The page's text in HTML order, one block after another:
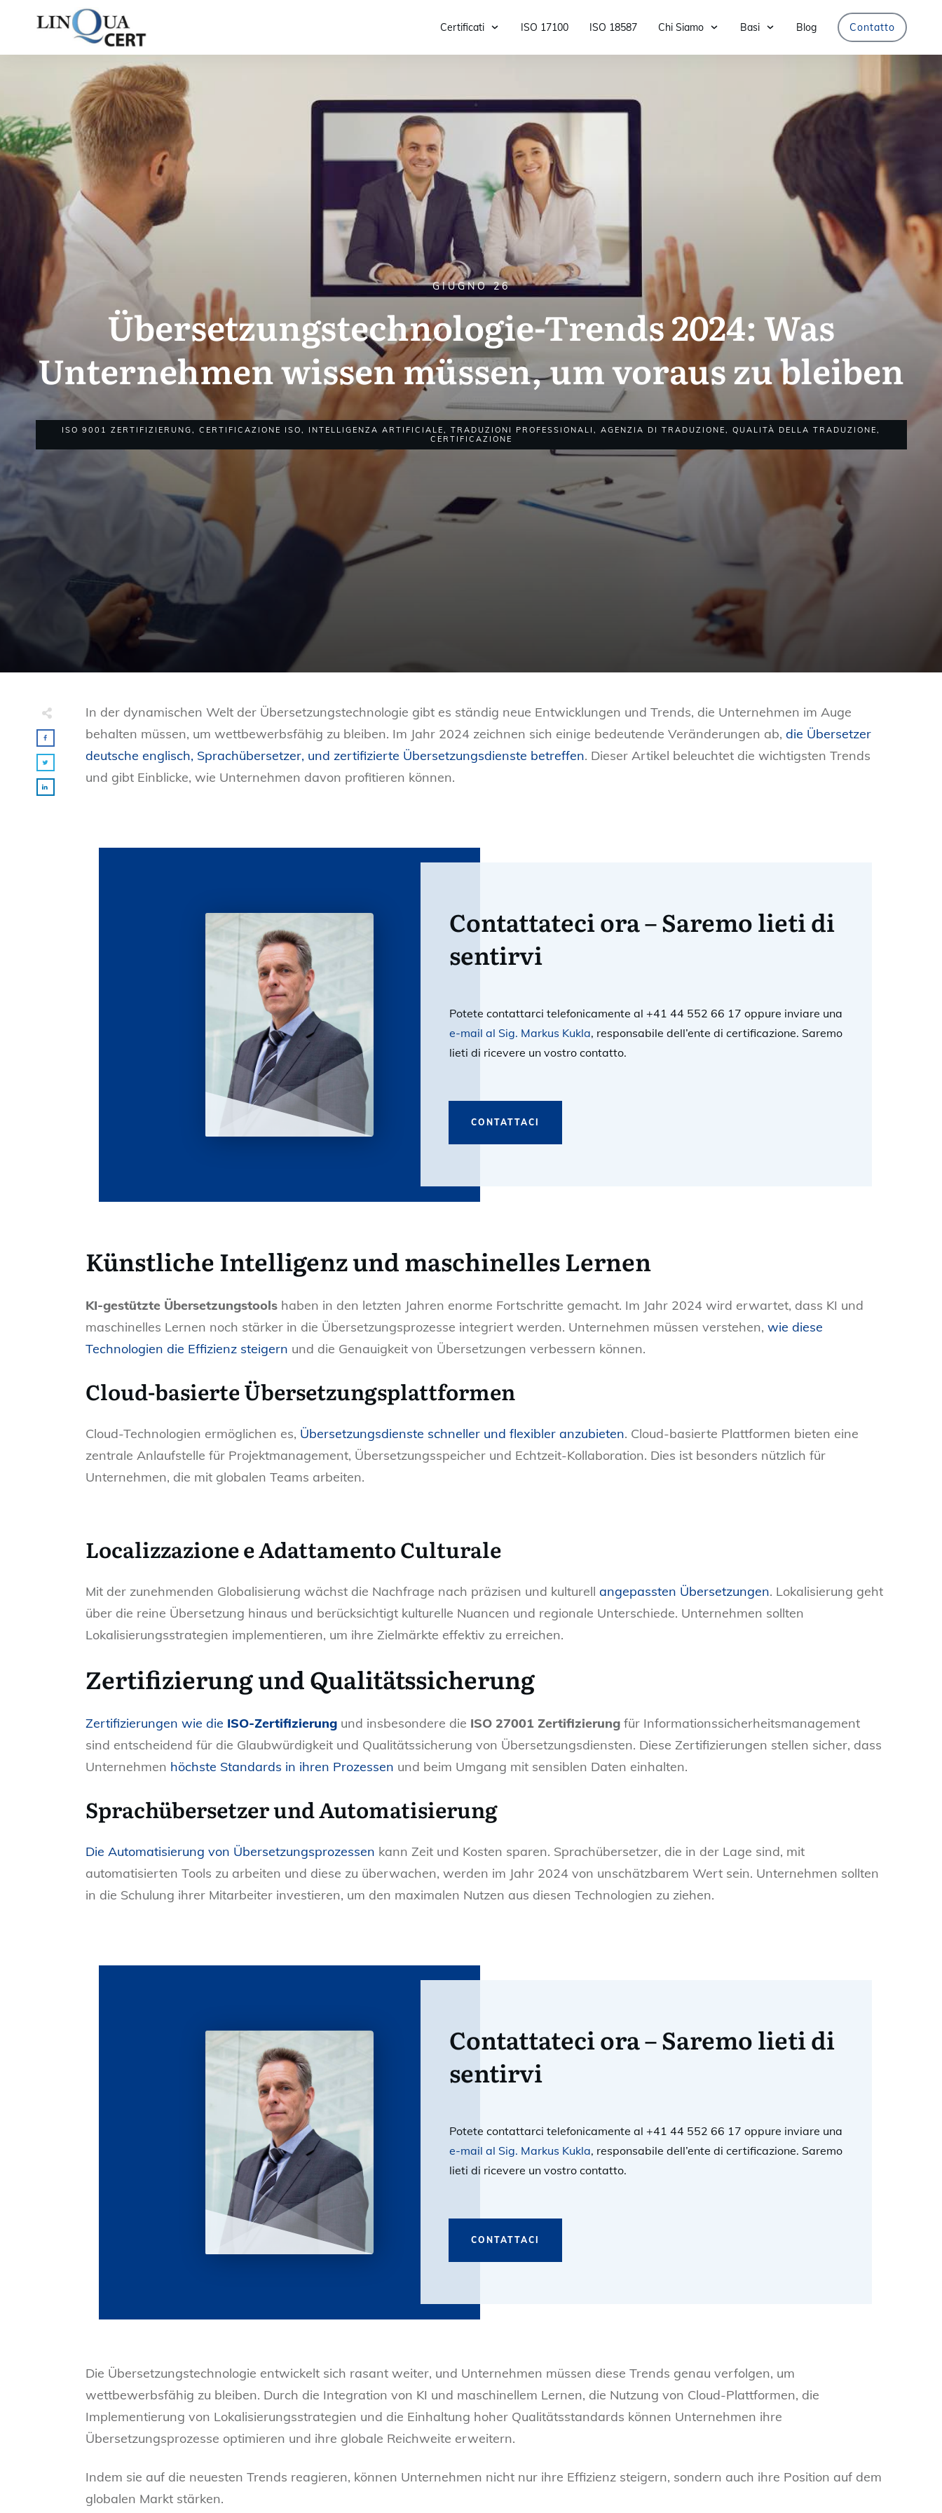
Certificati ISO 17100 ISO 18587 Chi Siamo Basi Blog Contatto
GIUGNO 26
Übersetzungstechnologie-Trends 2024: Was
Unternehmen wissen müssen, um voraus zu bleiben
ISO 9001 ZERTIFIZIERUNG, CERTIFICAZIONE ISO, INTELLIGENZA ARTIFICIALE, TRADUZIONI PROFESSIONALI , AGENZIA DI TRADUZIONE, QUALITÀ DELLA TRADUZIONE,
CERTIFICAZIONE
In der dynamischen Welt der Übersetzungstechnologie gibt es ständig neue Entwicklungen und Trends, die Unternehmen im Auge
behalten müssen, um wettbewerbsfähig zu bleiben. Im Jahr 2024 zeichnen sich einige bedeutende Veränderungen ab, die Übersetzer
deutsche englisch, Sprachübersetzer, und zertifizierte Übersetzungsdienste betreffen. Dieser Artikel beleuchtet die wichtigsten Trends
und gibt Einblicke, wie Unternehmen davon profitieren können.
Contattateci ora – Saremo lieti di
sentirvi
Potete contattarci telefonicamente al +41 44 552 66 17 oppure inviare una
e-mail al Sig. Markus Kukla, responsabile dell’ente di certificazione. Saremo
lieti di ricevere un vostro contatto.
CONTATTACI
Künstliche Intelligenz und maschinelles Lernen
KI-gestützte Übersetzungstoolshaben in den letzten Jahren enorme Fortschritte gemacht. Im Jahr 2024 wird erwartet, dass KI und
maschinelles Lernen noch stärker in die Übersetzungsprozesse integriert werden. Unternehmen müssen verstehen, wie diese
Technologien die Effizienz steigern und die Genauigkeit von Übersetzungen verbessern können.
Cloud-basierte Übersetzungsplattformen
Cloud-Technologien ermöglichen es, Übersetzungsdienste schneller und flexibler anzubieten. Cloud-basierte Plattformen bieten eine
zentrale Anlaufstelle für Projektmanagement, Übersetzungsspeicher und Echtzeit-Kollaboration. Dies ist besonders nützlich für
Unternehmen, die mit globalen Teams arbeiten.
Localizzazione e Adattamento Culturale
Mit der zunehmenden Globalisierung wächst die Nachfrage nach präzisen und kulturellangepassten Übersetzungen. Lokalisierung geht
über die reine Übersetzung hinaus und berücksichtigt kulturelle Nuancen und regionale Unterschiede. Unternehmen sollten
Zertifizierung und Qualitätssicherung
Zertifizierungen wie dieISO-Zertifizierung und insbesondere dieISO 27001 Zertifizierungfür Informationssicherheitsmanagement
sind entscheidend für die Glaubwürdigkeit und Qualitätssicherung von Übersetzungsdiensten. Diese Zertifizierungen stellen sicher, dass
Sprachübersetzer und Automatisierung
Die Automatisierung von Übersetzungsprozessenkann Zeit und Kosten sparen. Sprachübersetzer, die in der Lage sind, mit
automatisierten Tools zu arbeiten und diese zu überwachen, werden im Jahr 2024 von unschätzbarem Wert sein. Unternehmen sollten
Contattateci ora – Saremo lieti di
sentirvi
Potete contattarci telefonicamente al +41 44 552 66 17 oppure inviare una
e-mail al Sig. Markus Kukla, responsabile dell’ente di certificazione. Saremo
Die Übersetzungstechnologie entwickelt sich rasant weiter, und Unternehmen müssen diese Trends genau verfolgen, um
wettbewerbsfähig zu bleiben. Durch die Integration von KI und maschinellem Lernen, die Nutzung von Cloud-Plattformen, die
Implementierung von Lokalisierungsstrategien und die Einhaltung hoher Qualitätsstandards können Unternehmen ihre
Indem sie auf die neuesten Trends reagieren, können Unternehmen nicht nur ihre Effizienz steigern, sondern auch ihre Position auf dem